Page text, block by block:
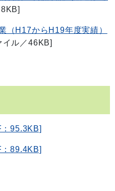
（H17からH19年度実績）
ル／46KB]
95.3KB]
89.4KB]